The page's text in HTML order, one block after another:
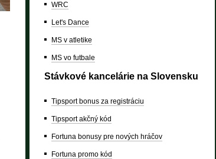
WRC
Let's Dance
MS v atletike
MS vo futbale
Stávkové kancelárie na Slovensku
Tipsport bonus za registráciu
Tipsport akčný kód
Fortuna bonusy pre nových hráčov
Fortuna promo kód